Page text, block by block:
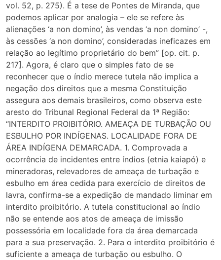
vol. 52, p. 275). É a tese de Pontes de Miranda, que
podemos aplicar por analogia – ele se refere às
alienações ‘a non domino’, às vendas ‘a non domino’ -,
às cessões ‘a non domino’, consideradas ineficazes em
relação ao legítimo proprietário do bem” [op. cit. p.
217]. Agora, é claro que o simples fato de se
reconhecer que o índio merece tutela não implica a
negação dos direitos que a mesma Constituição
assegura aos demais brasileiros, como observa este
aresto do Tribunal Regional Federal da 1ª Região:
“INTERDITO PROIBITÓRIO. AMEAÇA DE TURBAÇÃO OU
ESBULHO POR INDÍGENAS. LOCALIDADE FORA DE
ÁREA INDÍGENA DEMARCADA. 1. Comprovada a
ocorrência de incidentes entre índios (etnia kaiapó) e
mineradoras, relevadores de ameaça de turbação e
esbulho em área cedida para exercício de direitos de
lavra, confirma-se a expedição de mandado liminar em
interdito proibitório. A tutela constitucional ao índio
não se entende aos atos de ameaça de imissão
possessória em localidade fora da área demarcada
para a sua preservação. 2. Para o interdito proibitório é
suficiente a ameaça de turbação ou esbulho. O